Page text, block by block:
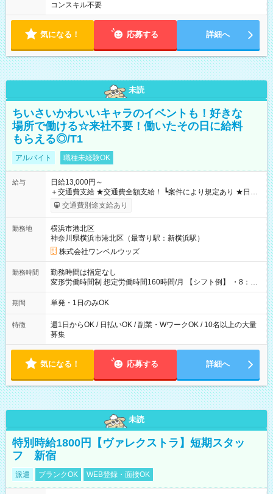
コンスキル不要
気になる！ 応募する 詳細へ
未読
ちいさいかわいいキャラのイベントも！好きな
場所で働ける☆来社不要！働いたその日に給料
もらえる◎/T1
アルバイト 職種未経験OK
給与
日給13,000円～
＋交通費支給 ★交通費全額支給！ ┗案件により規定あり ★日払
いOK！（規定あり） ┗働いたその日に現金GET♪ お仕事後はコ
ンビニATMから 日払い分を引き落とせます！ 【試用期間】試
交通費別途支給あり
勤務地
横浜市港北区
神奈川県横浜市港北区（最寄り駅：新横浜駅）
株式会社ワンベルウッズ
勤務時間
勤務時間は指定なし
変形労働時間制 想定労働時間160時間/月 【シフト例】 ・8：00
～21：00
期間 単発・1日のみOK
特徴
週1日からOK / 日払いOK / 副業・WワークOK / 10名以上の大量
募集
気になる！ 応募する 詳細へ
未読
特別時給1800円【ヴァレクストラ】短期スタッ
フ 新宿
派遣 ブランクOK WEB登録・面接OK